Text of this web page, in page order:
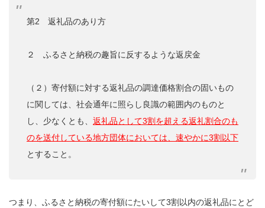
第2 返礼品のあり方
２ ふるさと納税の趣旨に反するような返戻金
（２）寄付額に対する返礼品の調達価格割合の固いもの
に関しては、社会通年に照らし良識の範囲内のものと
し、少なくとも、 返礼品として3割を超える返礼割合のも
のを送付している地方団体においては、速やかに3割以下
とすること。
つまり、ふるさと納税の寄付額にたいして3割以内の返礼品にとど